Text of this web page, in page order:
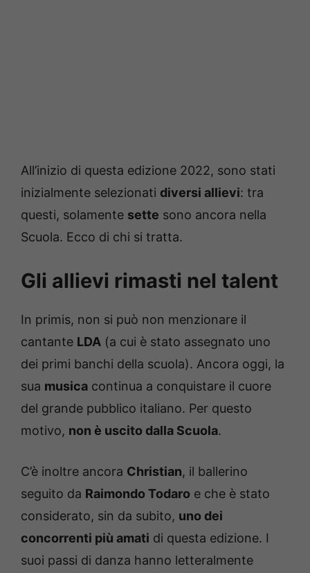
All’inizio di questa edizione 2022, sono stati
inizialmente selezionati diversi allievi: tra
questi, solamente sette sono ancora nella
Scuola. Ecco di chi si tratta.
Gli allievi rimasti nel talent
In primis, non si può non menzionare il
cantante LDA (a cui è stato assegnato uno
dei primi banchi della scuola). Ancora oggi, la
sua musica continua a conquistare il cuore
del grande pubblico italiano. Per questo
motivo, non è uscito dalla Scuola.
C’è inoltre ancora Christian, il ballerino
seguito da Raimondo Todaro e che è stato
considerato, sin da subito, uno dei
concorrenti più amati di questa edizione. I
suoi passi di danza hanno letteralmente